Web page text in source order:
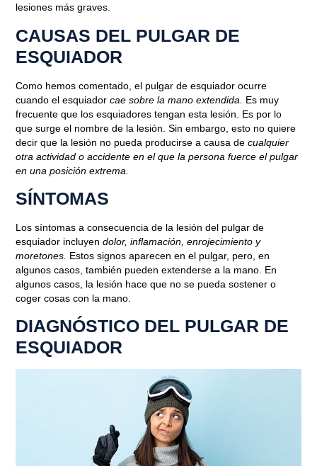
PULGAR DE ESQUIADOR:
CONSEJOS PARA ALIVIAR EL
DOLOR
Octubre 17, 2020
lesiones más graves.
CAUSAS DEL PULGAR DE
ESQUIADOR
Como hemos comentado, el pulgar de esquiador ocurre
cuando el esquiadorcae sobre la mano extendida.
Es muy
frecuente que los esquiadores tengan esta lesión. Es por lo
que surge el nombre de la lesión. Sin embargo, esto no quiere
decir que la lesión no pueda producirse a causa decualquier
otra actividad o accidente en el que la persona fuerce el pulgar
en una posición extrema.
SÍNTOMAS
Los síntomas a consecuencia de la lesión del pulgar de
esquiador incluyendolor, inflamación, enrojecimiento y
moretones. Estos signos aparecen en el pulgar, pero, en
algunos casos, también pueden extenderse a la mano. En
algunos casos, la lesión hace que no se pueda sostener o
coger cosas con la mano.
DIAGNÓSTICO DEL PULGAR DE
ESQUIADOR